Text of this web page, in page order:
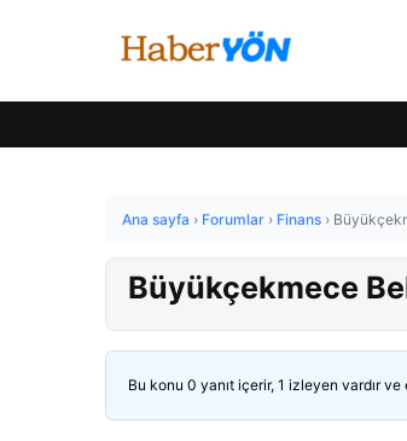
Ana sayfa › Forumlar › Finans ›
Büyükçekmece
Bu konu 0 yanıt içerir, 1 izleyen vardır ve